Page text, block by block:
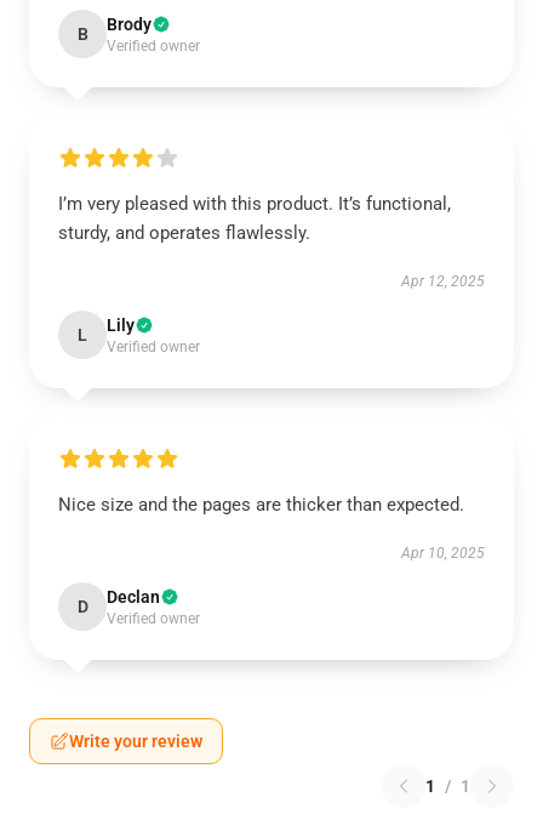
B Brody
Verified owner
I’m very pleased with this product. It’s functional,
sturdy, and operates flawlessly.
Apr 12, 2025
L Lily
Verified owner
Nice size and the pages are thicker than expected.
Apr 10, 2025
D Declan
Verified owner
Write your review
1 / 1